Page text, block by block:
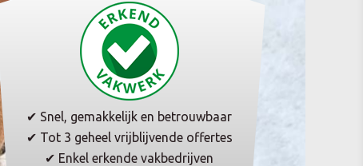
✔ Snel, gemakkelijk en betrouwbaar
✔ Tot 3 geheel vrijblijvende offertes
✔ Enkel erkende vakbedrijven